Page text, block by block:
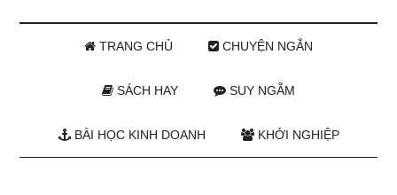
TRANG CHỦ CHUYỆN NGẮN
SÁCH HAY SUY NGẪM
BÀI HỌC KINH DOANH KHỞI NGHIỆP